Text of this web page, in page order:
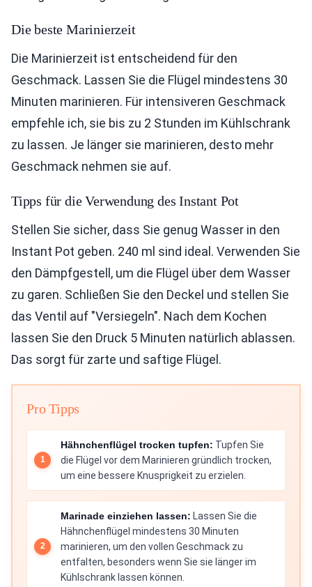
Die beste Marinierzeit
Die Marinierzeit ist entscheidend für den
Geschmack. Lassen Sie die Flügel mindestens 30
Minuten marinieren. Für intensiveren Geschmack
empfehle ich, sie bis zu 2 Stunden im Kühlschrank
zu lassen. Je länger sie marinieren, desto mehr
Geschmack nehmen sie auf.
Tipps für die Verwendung des Instant Pot
Stellen Sie sicher, dass Sie genug Wasser in den
Instant Pot geben. 240 ml sind ideal. Verwenden Sie
den Dämpfgestell, um die Flügel über dem Wasser
zu garen. Schließen Sie den Deckel und stellen Sie
das Ventil auf "Versiegeln". Nach dem Kochen
lassen Sie den Druck 5 Minuten natürlich ablassen.
Das sorgt für zarte und saftige Flügel.
Pro Tipps
Hähnchenflügel trocken tupfen: Tupfen Sie
die Flügel vor dem Marinieren gründlich trocken,
um eine bessere Knusprigkeit zu erzielen.
Marinade einziehen lassen: Lassen Sie die
Hähnchenflügel mindestens 30 Minuten
marinieren, um den vollen Geschmack zu
entfalten, besonders wenn Sie sie länger im
Kühlschrank lassen können.